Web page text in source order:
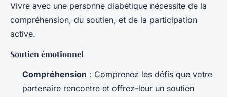
Vivre avec une personne diabétique nécessite de la
compréhension, du soutien, et de la participation
active.
Soutien émotionnel
Compréhension : Comprenez les défis que votre
partenaire rencontre et offrez-leur un soutien